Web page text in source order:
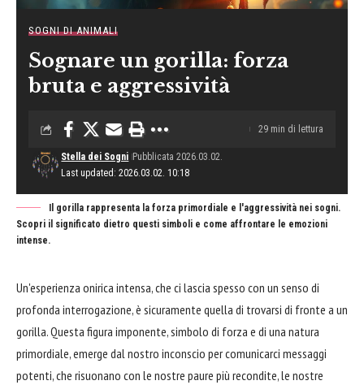
SOGNI DI ANIMALI
Sognare un gorilla: forza
bruta e aggressività
Last updated: 2026.03.02. 10:18
Stella dei Sogni Pubblicata 2026.03.02.
29 min di lettura
Il gorilla rappresenta la forza primordiale e l'aggressività nei sogni.
Scopri il significato dietro questi simboli e come affrontare le emozioni
intense.
Un'esperienza onirica intensa, che ci lascia spesso con un senso di
profonda interrogazione, è sicuramente quella di trovarsi di fronte a un
gorilla. Questa figura imponente, simbolo di forza e di una natura
primordiale, emerge dal nostro inconscio per comunicarci messaggi
potenti, che risuonano con le nostre paure più recondite, le nostre